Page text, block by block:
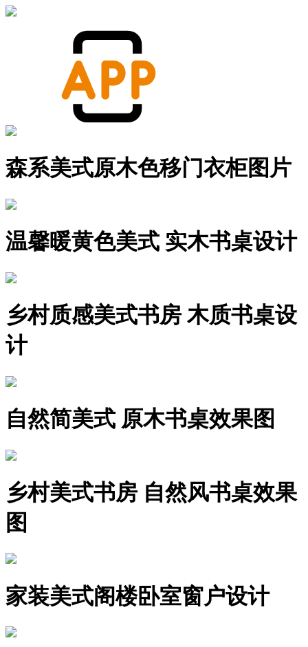
森系美式原木色移门衣柜图片
温馨暖黄色美式 实木书桌设计
乡村质感美式书房 木质书桌设
计
自然简美式 原木书桌效果图
乡村美式书房 自然风书桌效果
图
家装美式阁楼卧室窗户设计